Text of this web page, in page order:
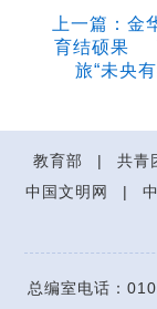
上一篇：
育结硕果
旅“未央
教育部 | 共青
中国文明网
|
总编室电话：